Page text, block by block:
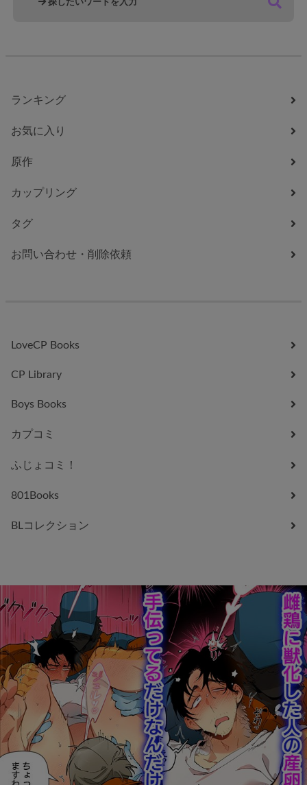
ランキング
お気に入り
原作
カップリング
タグ
お問い合わせ・削除依頼
LoveCP Books
CP Library
Boys Books
カプコミ
ふじょコミ！
801Books
BLコレクション